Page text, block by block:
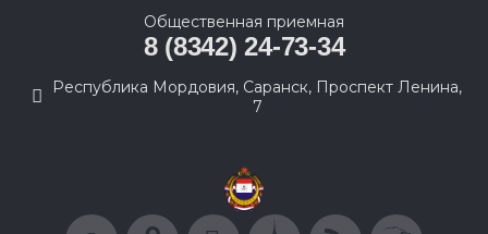
Общественная приемная
8 (8342) 24-73-34
Республика Мордовия, Саранск, Проспект Ленина,
7